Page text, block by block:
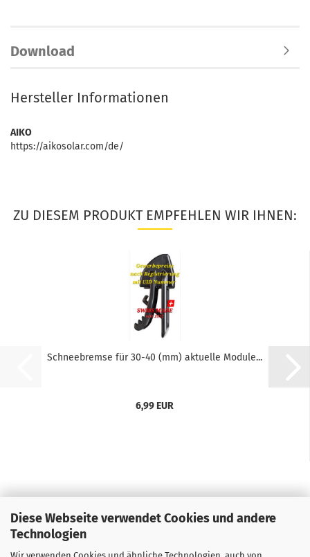
Diese Webseite verwendet Cookies und andere
Technologien
Download
Hersteller Informationen
AIKO
https://aikosolar.com/de/
ZU DIESEM PRODUKT EMPFEHLEN WIR IHNEN:
Schneebremse für 30-40 (mm) aktuelle Module...
6,99 EUR